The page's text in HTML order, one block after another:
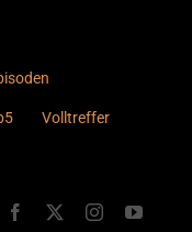
Volltreffer